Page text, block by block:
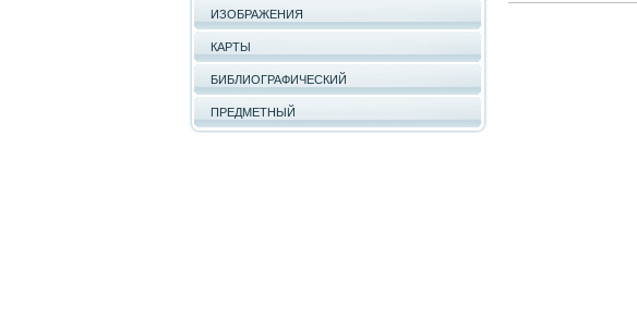
ИЗОБРАЖЕНИЯ
КАРТЫ
БИБЛИОГРАФИЧЕСКИЙ
ПРЕДМЕТНЫЙ